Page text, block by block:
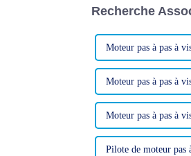
Recherche
Moteur pas à pas à
Moteur pas à pas à
Moteur pas à pas à
Pilote de moteur pas